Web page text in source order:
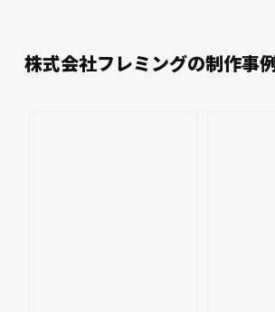
株式会社フレミングの制作事例